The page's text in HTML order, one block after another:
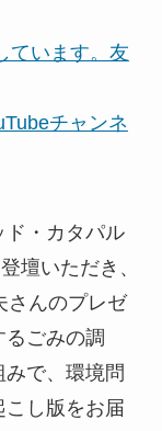
ています。友
チャンネ
ド・カタパル
壇いただき、
さんのプレゼ
ごみの調
で、環境問
し版をお届